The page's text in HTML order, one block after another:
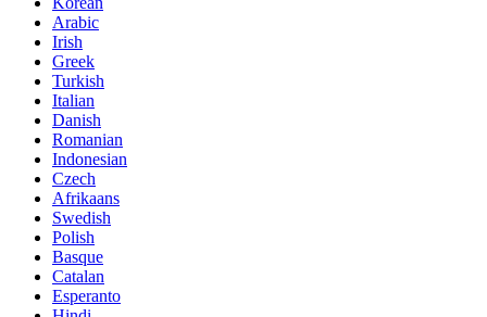
Arabic
Irish
Greek
Turkish
Italian
Danish
Romanian
Indonesian
Czech
Afrikaans
Swedish
Polish
Basque
Catalan
Esperanto